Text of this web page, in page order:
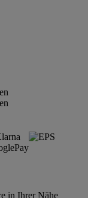
in Ihrer Nähe